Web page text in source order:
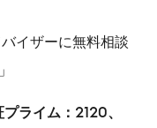
イザーに無料相談
」
プライム： 2120